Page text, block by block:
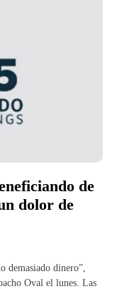
de
dolor de
demasiado dinero”,
Oval el lunes. Las